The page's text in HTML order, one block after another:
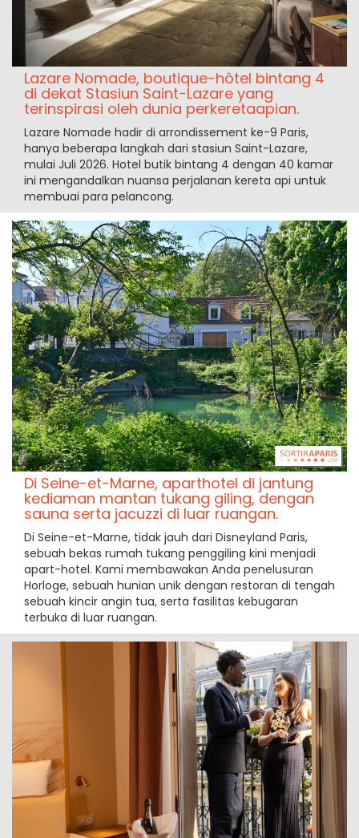
Lazare Nomade, boutique-hôtel bintang 4
di dekat Stasiun Saint-Lazare yang
terinspirasi oleh dunia perkeretaapian.
Lazare Nomade hadir di arrondissement ke-9 Paris,
hanya beberapa langkah dari stasiun Saint-Lazare,
mulai Juli 2026. Hotel butik bintang 4 dengan 40 kamar
ini mengandalkan nuansa perjalanan kereta api untuk
membuai para pelancong.
Di Seine-et-Marne, aparthotel di jantung
kediaman mantan tukang giling, dengan
sauna serta jacuzzi di luar ruangan.
Di Seine-et-Marne, tidak jauh dari Disneyland Paris,
sebuah bekas rumah tukang penggiling kini menjadi
apart-hotel. Kami membawakan Anda penelusuran
Horloge, sebuah hunian unik dengan restoran di tengah
sebuah kincir angin tua, serta fasilitas kebugaran
terbuka di luar ruangan.